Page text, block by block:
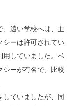
、遠い学校へは、主
シーは許可されてい
用していました。ベ
シーが有名で、比較
していましたが、同